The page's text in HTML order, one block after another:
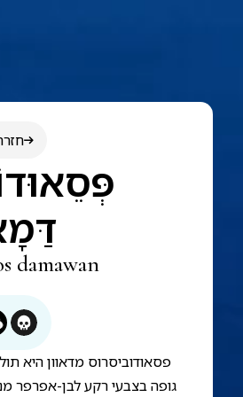
damawan
פסאודוביסרוס מדאוון היא
גופה בצבעי רקע לבן-אפרפר